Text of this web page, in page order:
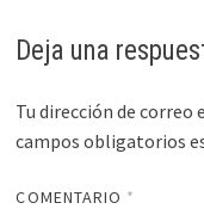
Deja una
Tu dirección de correo
campos obligatorios
COMENTARIO *